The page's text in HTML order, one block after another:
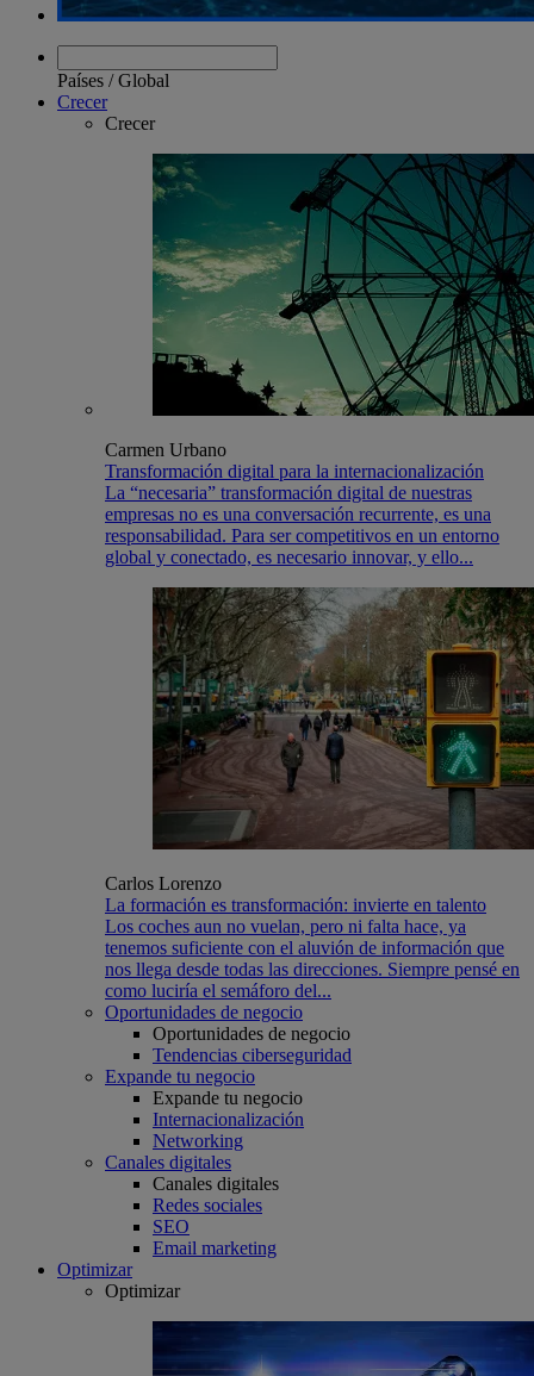
Países /Global
Crecer
Crecer
Carmen Urbano
Transformación digital para la internacionalización
La “necesaria” transformación digital de nuestras
empresas no es una conversación recurrente, es una
responsabilidad. Para ser competitivos en un entorno
global y conectado, es necesario innovar, y ello...
Carlos Lorenzo
La formación es transformación: invierte en talento
Los coches aun no vuelan, pero ni falta hace, ya
tenemos suficiente con el aluvión de información que
nos llega desde todas las direcciones. Siempre pensé en
como luciría el semáforo del...
Oportunidades de negocio
Oportunidades de negocio
Tendencias ciberseguridad
Expande tu negocio
Expande tu negocio
Internacionalización
Networking
Canales digitales
Canales digitales
Redes sociales
SEO
Email marketing
Optimizar
Optimizar